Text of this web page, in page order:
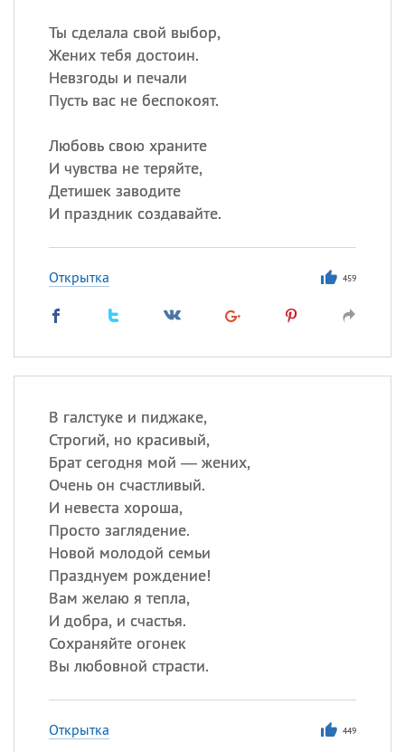
Ты сделала свой выбор,
Жених тебя достоин.
Невзгоды и печали
Пусть вас не беспокоят.
Любовь свою храните
И чувства не теряйте,
Детишек заводите
И праздник создавайте.
Открытка 459
В галстуке и пиджаке,
Строгий, но красивый,
Брат сегодня мой — жених,
Очень он счастливый.
И невеста хороша,
Просто заглядение.
Новой молодой семьи
Празднуем рождение!
Вам желаю я тепла,
И добра, и счастья.
Сохраняйте огонек
Вы любовной страсти.
Открытка 449